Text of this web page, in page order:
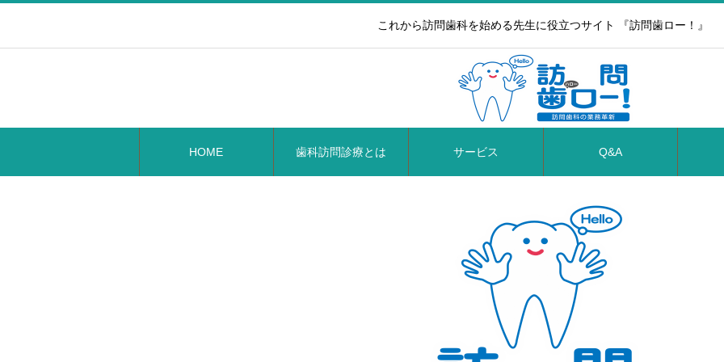
これから訪問歯科を始める先生に役立つサイト 『訪問歯ロー！』
HOME 歯科訪問診療とは サービス Q&A